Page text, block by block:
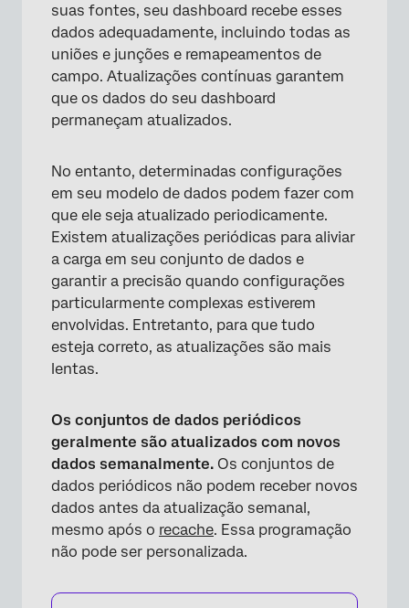
suas fontes, seu dashboard recebe esses
dados adequadamente, incluindo todas as
uniões e junções e remapeamentos de
campo. Atualizações contínuas garantem
que os dados do seu dashboard
permaneçam atualizados.
No entanto, determinadas configurações
em seu modelo de dados podem fazer com
que ele seja atualizado periodicamente.
Existem atualizações periódicas para aliviar
a carga em seu conjunto de dados e
garantir a precisão quando configurações
particularmente complexas estiverem
envolvidas. Entretanto, para que tudo
esteja correto, as atualizações são mais
lentas.
Os conjuntos de dados periódicos
geralmente são atualizados com novos
dados semanalmente. Os conjuntos de
dados periódicos não podem receber novos
dados antes da atualização semanal,
mesmo após o recache. Essa programação
não pode ser personalizada.